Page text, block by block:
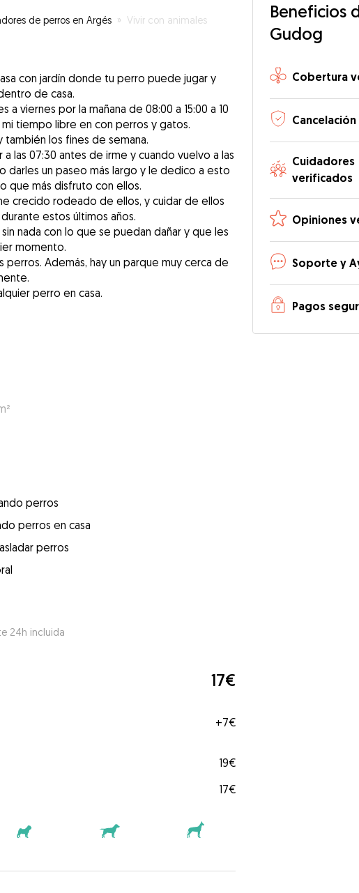
de perros en Argés » Vivir con animales
con jardín donde tu perro puede jugar y
de casa.
viernes por la mañana de 08:00 a 15:00 a 10
tiempo libre en con perros y gatos.
los fines de semana.
las 07:30 antes de irme y cuando vuelvo a las
darles un paseo más largo y le dedico a esto
que más disfruto con ellos.
crecido rodeado de ellos, y cuidar de ellos
estos últimos años.
nada con lo que se puedan dañar y que les
momento.
perros. Además, hay un parque muy cerca de
perro en casa.
perros
perros en casa
perros
24h incluida
17€
+7€
19€
17€
Beneficios
Gudog
Cobertura
Cuidadores
verificados
Opiniones
Soporte y
Pagos